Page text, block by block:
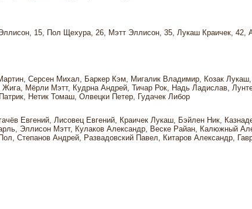
15, Пол Щехура, 26, Мэтт Эллисон, 35, Лукаш Краичек, 42,
Серсен Михал, Баркер Кэм, Мигалик Владимир, Козак
Жига, Мёрли Мэтт, Кудрна Андрей, Тичар Рок, Надь Ладислав,
Нетик Томаш, Олвецки Петер, Гудачек Либор
Евгений, Лисовец Евгений, Краичек Лукаш, Бэйлен Ник,
Эллисон Мэтт, Кулаков Александр, Веске Райан, Калюжный
Степанов Андрей, Развадовский Павел, Китаров Александр,